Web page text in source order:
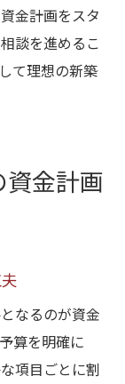
金計画をスタ
談を進めるこ
て理想の新築
金計画
なるのが資金
算を明確に
項目ごとに割